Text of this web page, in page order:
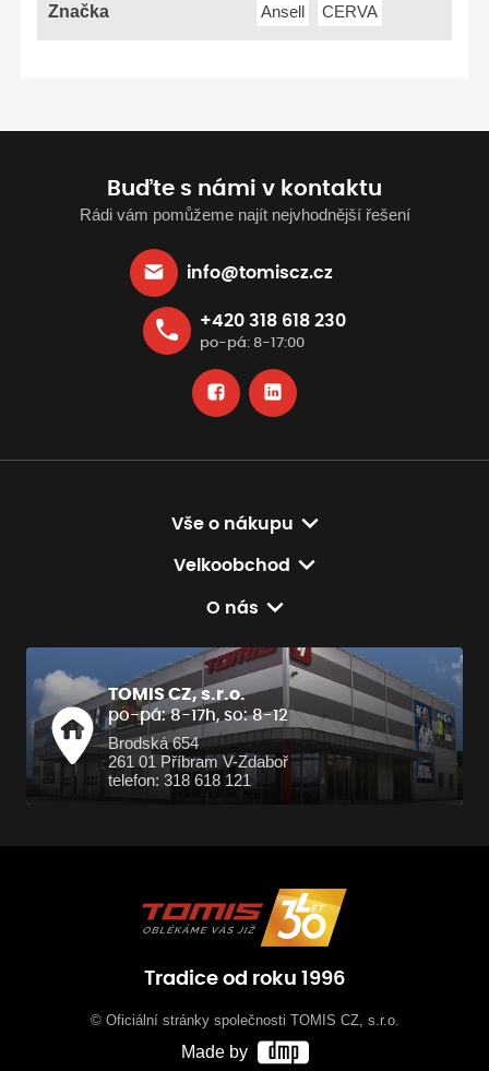
Značka Ansell CERVA
Buďte s námi v kontaktu
Rádi vám pomůžeme najít nejvhodnější řešení
info@tomiscz.cz
+420 318 618 230
po-pá: 8-17:00
Vše o nákupu
Velkoobchod
O nás
TOMIS CZ, s.r.o.
po-pá: 8-17h, so: 8-12
Brodská 654
261 01 Příbram V-Zdaboř
telefon: 318 618 121
Tradice od roku 1996
© Oficiální stránky společnosti TOMIS CZ, s.r.o.
Made by